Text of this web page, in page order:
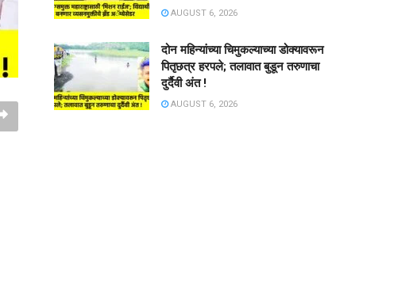
AUGUST 6, 2026
दोन महिन्यांच्या चिमुकल्याच्या डोक्यावरून
पितृछत्र हरपले; तलावात बुडून तरुणाचा
दुर्दैवी अंत !
AUGUST 6, 2026